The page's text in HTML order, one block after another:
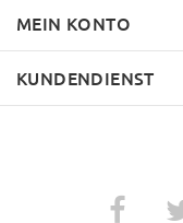
MEIN KONTO
KUNDENDIENST